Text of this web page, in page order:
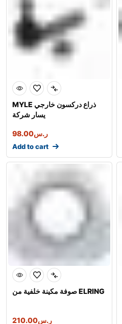
MYLE ذراع دركسون خارجي
يسار شركة
ر.س98.00
Add to cart
صوفة مكينة خلفية من ELRING
ر.س210.00